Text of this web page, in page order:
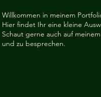
Willkommen in meinem
Hier findet Ihr eine kleine
Schaut gerne auch auf
und zu besprechen.